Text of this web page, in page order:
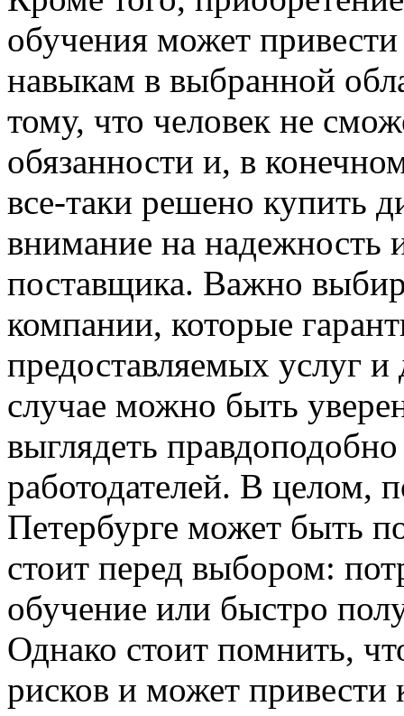
обучения может
навыкам в выбранной
тому, что человек не
обязанности и, в
все-таки решено купить
внимание на надежность
поставщика. Важно
компании, которые
предоставляемых услуг
случае можно быть
выглядеть
работодателей. В целом,
Петербурге может быть
стоит перед выбором:
обучение или быстро
Однако стоит помнить,
рисков и может привести